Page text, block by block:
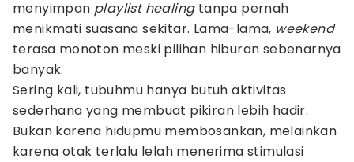
menyimpan playlist healingtanpa pernah
menikmati suasana sekitar. Lama-lama, weekend
terasa monoton meski pilihan hiburan sebenarnya
banyak.
Sering kali, tubuhmu hanya butuh aktivitas
sederhana yang membuat pikiran lebih hadir.
Bukan karena hidupmu membosankan, melainkan
karena otak terlalu lelah menerima stimulasi